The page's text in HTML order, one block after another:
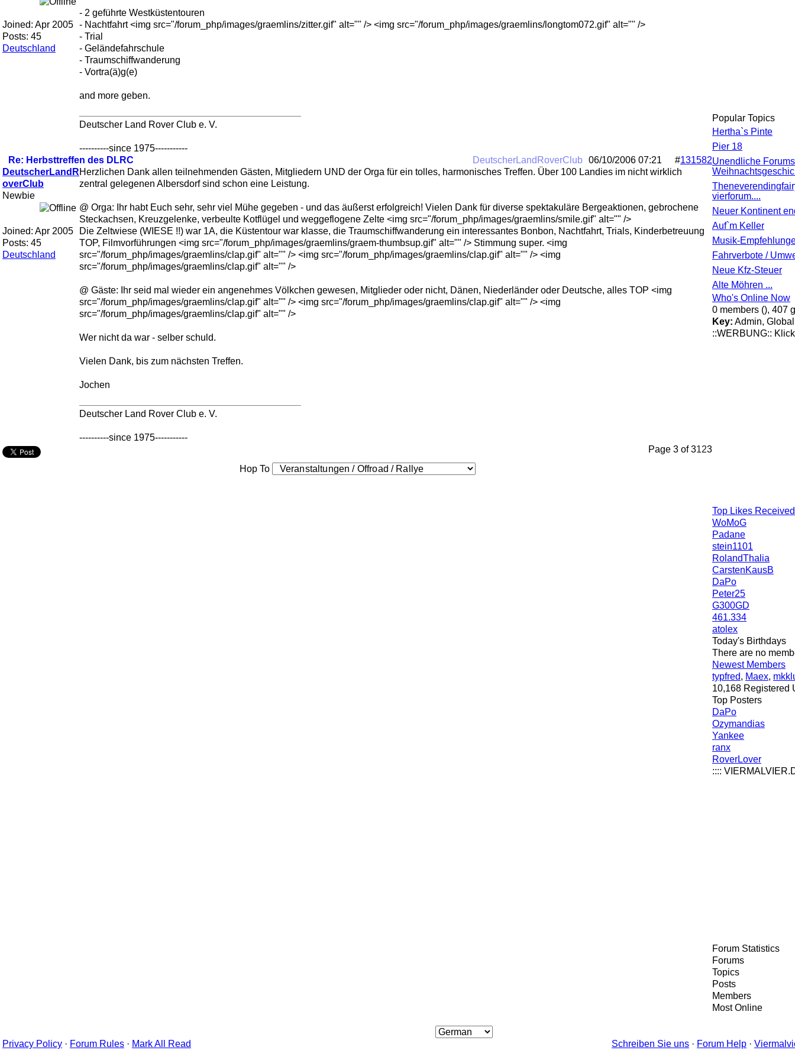
Joined: Apr 2005
Posts: 45
Deutschland
- 2 geführte Westküstentouren
- Nachtfahrt <img src="/forum_php/images/graemlins/zitter.gif" alt="" /> <img src="/forum_php/images/graemlins/longtom072.gif" alt="" />
- Trial
- Geländefahrschule
- Traumschiffwanderung
- Vortra(ä)g(e)
and more geben.
Deutscher Land Rover Club e. V.
----------since 1975-----------
Re: Herbsttreffen des DLRC
DeutscherLandRoverClub #131582
06/10/2006 07:21
DeutscherLandR
overClub
Newbie
Joined: Apr 2005
Posts: 45
Deutschland
Herzlichen Dank allen teilnehmenden Gästen, Mitgliedern UND der Orga für ein tolles, harmonisches Treffen. Über 100 Landies im nicht wirklich
zentral gelegenen Albersdorf sind schon eine Leistung.
@ Orga: Ihr habt Euch sehr, sehr viel Mühe gegeben - und das äußerst erfolgreich! Vielen Dank für diverse spektakuläre Bergeaktionen, gebrochene
Steckachsen, Kreuzgelenke, verbeulte Kotflügel und weggeflogene Zelte <img src="/forum_php/images/graemlins/smile.gif" alt="" />
Die Zeltwiese (WIESE !!) war 1A, die Küstentour war klasse, die Traumschiffwanderung ein interessantes Bonbon, Nachtfahrt, Trials, Kinderbetreuung
TOP, Filmvorführungen <img src="/forum_php/images/graemlins/graem-thumbsup.gif" alt="" /> Stimmung super. <img
src="/forum_php/images/graemlins/clap.gif" alt="" /> <img src="/forum_php/images/graemlins/clap.gif" alt="" /> <img
src="/forum_php/images/graemlins/clap.gif" alt="" />
@ Gäste: Ihr seid mal wieder ein angenehmes Völkchen gewesen, Mitglieder oder nicht, Dänen, Niederländer oder Deutsche, alles TOP <img
src="/forum_php/images/graemlins/clap.gif" alt="" /> <img src="/forum_php/images/graemlins/clap.gif" alt="" /> <img
src="/forum_php/images/graemlins/clap.gif" alt="" />
Wer nicht da war - selber schuld.
Vielen Dank, bis zum nächsten Treffen.
Jochen
Deutscher Land Rover Club e. V.
----------since 1975-----------
Page 3 of 3123
Hop To
Popular Topics
Hertha`s Pinte
Pier 18
Unendliche
vierforum....
Neuer Kontinent
Auf`m Keller
Musik-
Fahrverbote /
Neue Kfz-Steuer
Alte Möhren ...
Who's Online Now
0 members (), 407
Key: Admin,
::WERBUNG::
Top Likes Received
WoMoG
Padane
stein1101
RolandThalia
CarstenKausB
DaPo
Peter25
G300GD
461.334
atolex
Today's Birthdays
There are no
Newest Members
typfred, Maex,
10,168 Registered
Top Posters
DaPo
Ozymandias
Yankee
ranx
RoverLover
::::
Forum Statistics
Forums
Topics
Posts
Members
Most Online
Privacy Policy · Forum Rules · Mark All Read Schreiben Sie uns · Forum Help ·